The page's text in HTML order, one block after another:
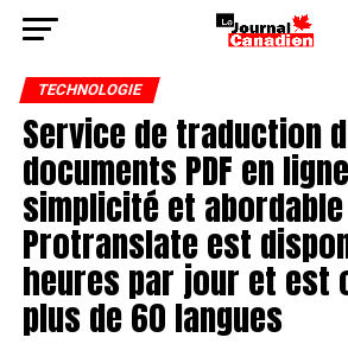
TECHNOLOGIE
Service de traduction
documents PDF en
simplicité et
Protranslate est
heures par jour et est
plus de 60 langues